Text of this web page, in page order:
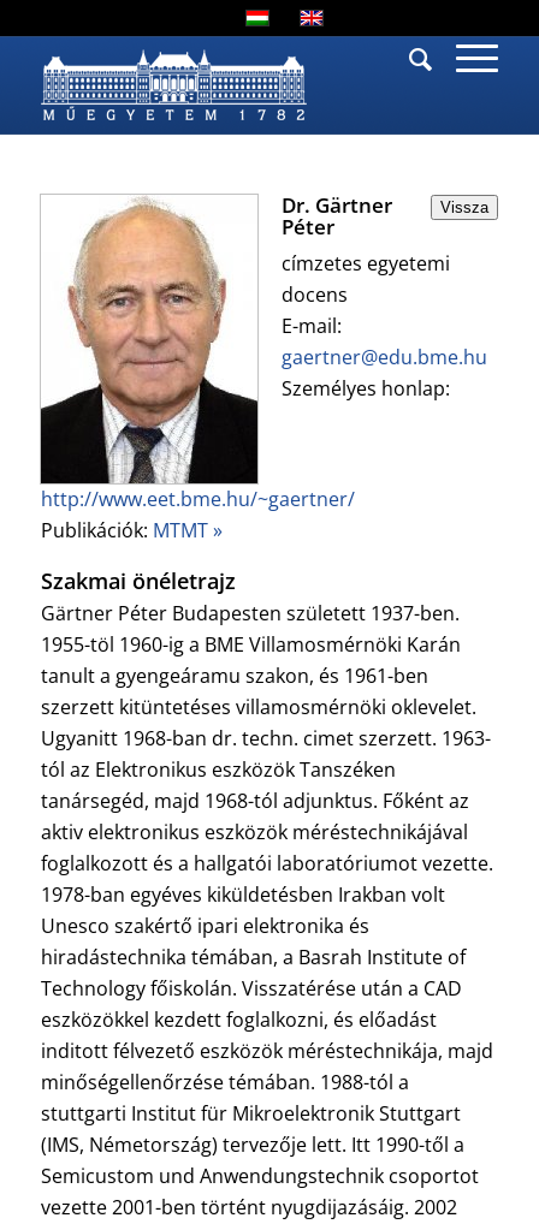
Vissza
Dr. Gärtner
Péter
címzetes egyetemi
docens
E-mail:
gaertner@edu.bme.hu
Személyes honlap:
http://www.eet.bme.hu/~gaertner/
Publikációk: MTMT »
Szakmai önéletrajz
Gärtner Péter Budapesten született 1937-ben.
1955-töl 1960-ig a BME Villamosmérnöki Karán
tanult a gyengeáramu szakon, és 1961-ben
szerzett kitüntetéses villamosmérnöki oklevelet.
Ugyanitt 1968-ban dr. techn. cimet szerzett. 1963-
tól az Elektronikus eszközök Tanszéken
tanársegéd, majd 1968-tól adjunktus. Főként az
aktiv elektronikus eszközök méréstechnikájával
foglalkozott és a hallgatói laboratóriumot vezette.
1978-ban egyéves kiküldetésben Irakban volt
Unesco szakértő ipari elektronika és
hiradástechnika témában, a Basrah Institute of
Technology főiskolán. Visszatérése után a CAD
eszközökkel kezdett foglalkozni, és előadást
inditott félvezető eszközök méréstechnikája, majd
minőségellenőrzése témában. 1988-tól a
stuttgarti Institut für Mikroelektronik Stuttgart
(IMS, Németország) tervezője lett. Itt 1990-től a
Semicustom und Anwendungstechnik csoportot
vezette 2001-ben történt nyugdijazásáig. 2002